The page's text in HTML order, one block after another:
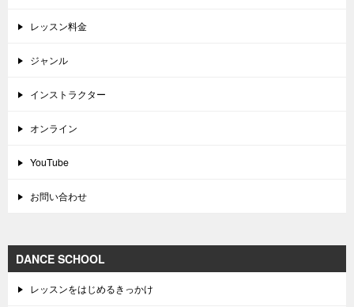
レッスン料金
ジャンル
インストラクター
オンライン
YouTube
お問い合わせ
DANCE SCHOOL
レッスンをはじめるきっかけ